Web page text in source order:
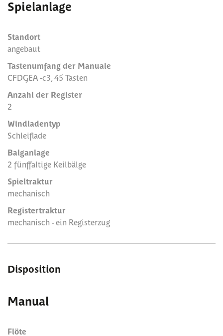
Spielanlage
Standort
angebaut
Tastenumfang der Manuale
CFDGEA -c3, 45 Tasten
Anzahl der Register
2
Windladentyp
Schleiflade
Balganlage
2 fünffaltige Keilbälge
Spieltraktur
mechanisch
Registertraktur
mechanisch - ein Registerzug
Disposition
Manual
Flöte